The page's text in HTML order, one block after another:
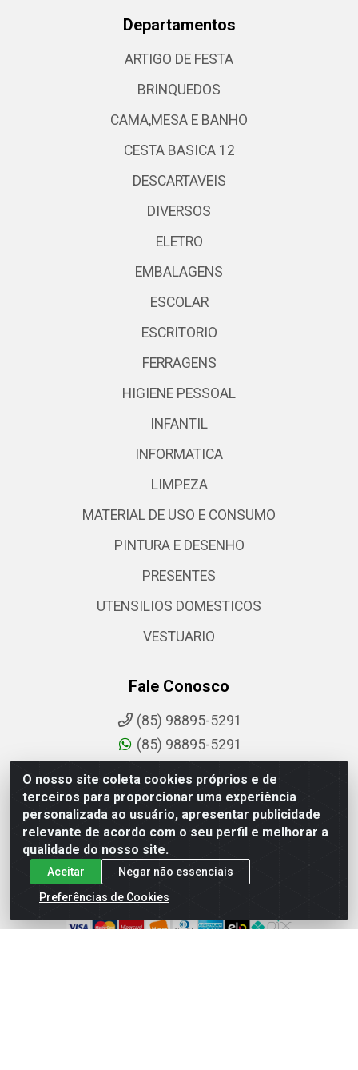
O nosso site coleta cookies próprios e de
terceiros para proporcionar uma experiência
personalizada ao usuário, apresentar publicidade
relevante de acordo com o seu perfil e melhorar a
qualidade do nosso site.
Aceitar
Negar não essenciais
Preferências de Cookies
Departamentos
ARTIGO DE FESTA
BRINQUEDOS
CAMA,MESA E BANHO
CESTA BASICA 12
DESCARTAVEIS
DIVERSOS
ELETRO
EMBALAGENS
ESCOLAR
ESCRITORIO
FERRAGENS
HIGIENE PESSOAL
INFANTIL
INFORMATICA
LIMPEZA
MATERIAL DE USO E CONSUMO
PINTURA E DESENHO
PRESENTES
UTENSILIOS DOMESTICOS
VESTUARIO
Fale Conosco
(85) 98895-5291
(85) 98895-5291
Fale Conosco
Instagram
Facebook
Formas de Pagamento